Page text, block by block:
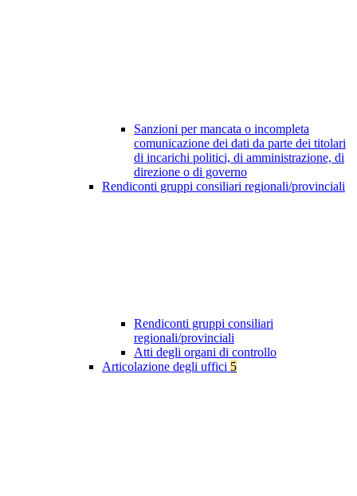
Sanzioni per mancata o incompleta
comunicazione dei dati da parte dei titolari
di incarichi politici, di amministrazione, di
direzione o di governo
Rendiconti gruppi consiliari regionali/provinciali
Rendiconti gruppi consiliari
regionali/provinciali
Atti degli organi di controllo
Articolazione degli uffici 5